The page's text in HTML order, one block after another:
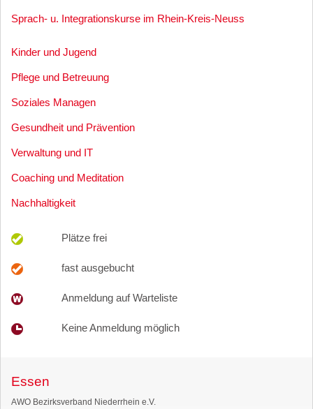
Sprach- u. Integrationskurse im Rhein-Kreis-Neuss
Kinder und Jugend
Pflege und Betreuung
Soziales Managen
Gesundheit und Prävention
Verwaltung und IT
Coaching und Meditation
Nachhaltigkeit
Plätze frei
fast ausgebucht
Anmeldung auf Warteliste
Keine Anmeldung möglich
Essen
AWO Bezirksverband Niederrhein e.V.